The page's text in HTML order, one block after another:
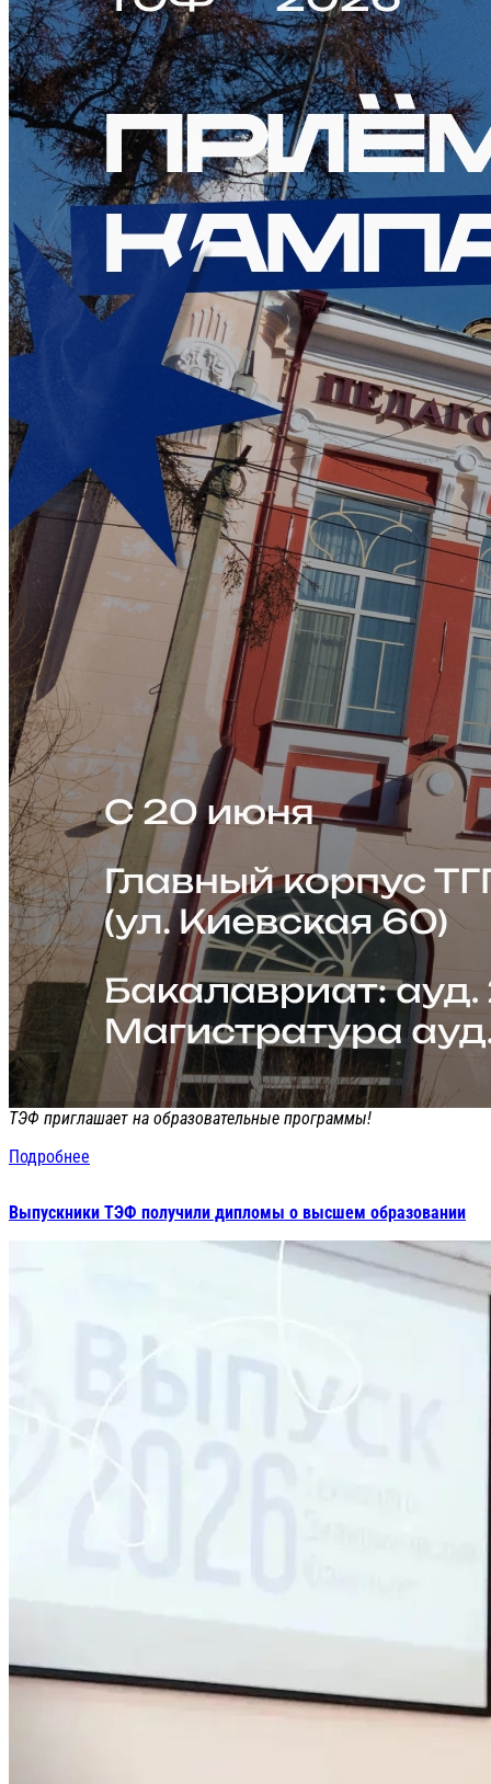
ТЭФ приглашает на образовательные программы!
Подробнее
Выпускники ТЭФ получили дипломы о высшем образовании